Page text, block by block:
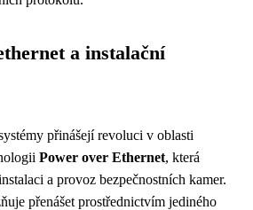
a instalační
přinášejí revoluci v oblasti
Power over Ethernet, která
a provoz bezpečnostních kamer.
přenášet prostřednictvím jediného